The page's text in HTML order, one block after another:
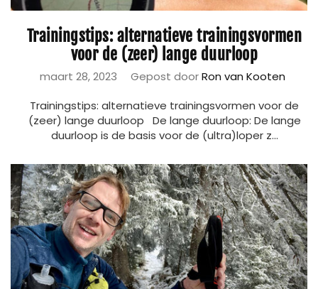
Trainingstips: alternatieve trainingsvormen
voor de (zeer) lange duurloop
maart 28, 2023 Gepost doorRon van Kooten
Trainingstips: alternatieve trainingsvormen voor de
(zeer) lange duurloop De lange duurloop: De lange
duurloop is de basis voor de (ultra)loper z...